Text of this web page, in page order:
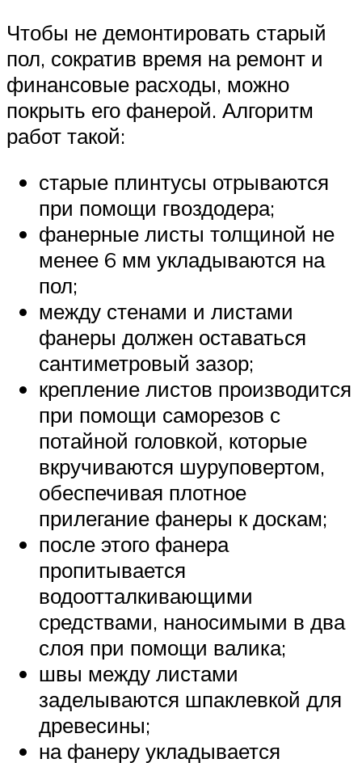
Чтобы не демонтировать старый
пол, сократив время на ремонт и
финансовые расходы, можно
покрыть его фанерой. Алгоритм
работ такой:
старые плинтусы отрываются
при помощи гвоздодера;
фанерные листы толщиной не
менее 6 мм укладываются на
пол;
между стенами и листами
фанеры должен оставаться
сантиметровый зазор;
крепление листов производится
при помощи саморезов с
потайной головкой, которые
вкручиваются шуруповертом,
обеспечивая плотное
прилегание фанеры к доскам;
после этого фанера
пропитывается
водоотталкивающими
средствами, наносимыми в два
слоя при помощи валика;
швы между листами
заделываются шпаклевкой для
древесины;
на фанеру укладывается